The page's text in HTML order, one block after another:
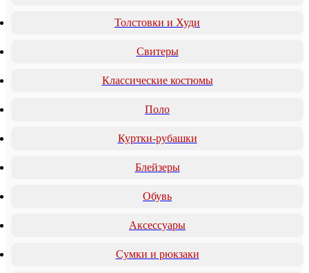
Толстовки и Худи
Свитеры
Классические костюмы
Поло
Куртки-рубашки
Блейзеры
Обувь
Аксессуары
Сумки и рюкзаки